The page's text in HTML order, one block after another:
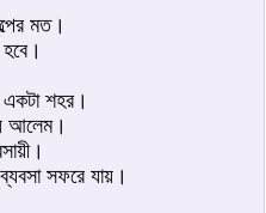
মত।
একটা শহর।
আলেম।
ব্যবসা সফরে যায়।